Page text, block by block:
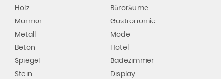
Holz
Marmor
Metall
Beton
Spiegel
Stein
Büroräume
Gastronomie
Mode
Hotel
Badezimmer
Display